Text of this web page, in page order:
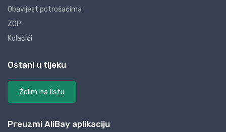
Obavijest potrošačima
ZOP
Kolačići
Ostani u tijeku
Želim na listu
Preuzmi AliBay aplikaciju